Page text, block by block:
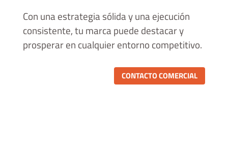
Con una estrategia sólida y una ejecución
consistente, tu marca puede destacar y
prosperar en cualquier entorno competitivo.
CONTACTO COMERCIAL